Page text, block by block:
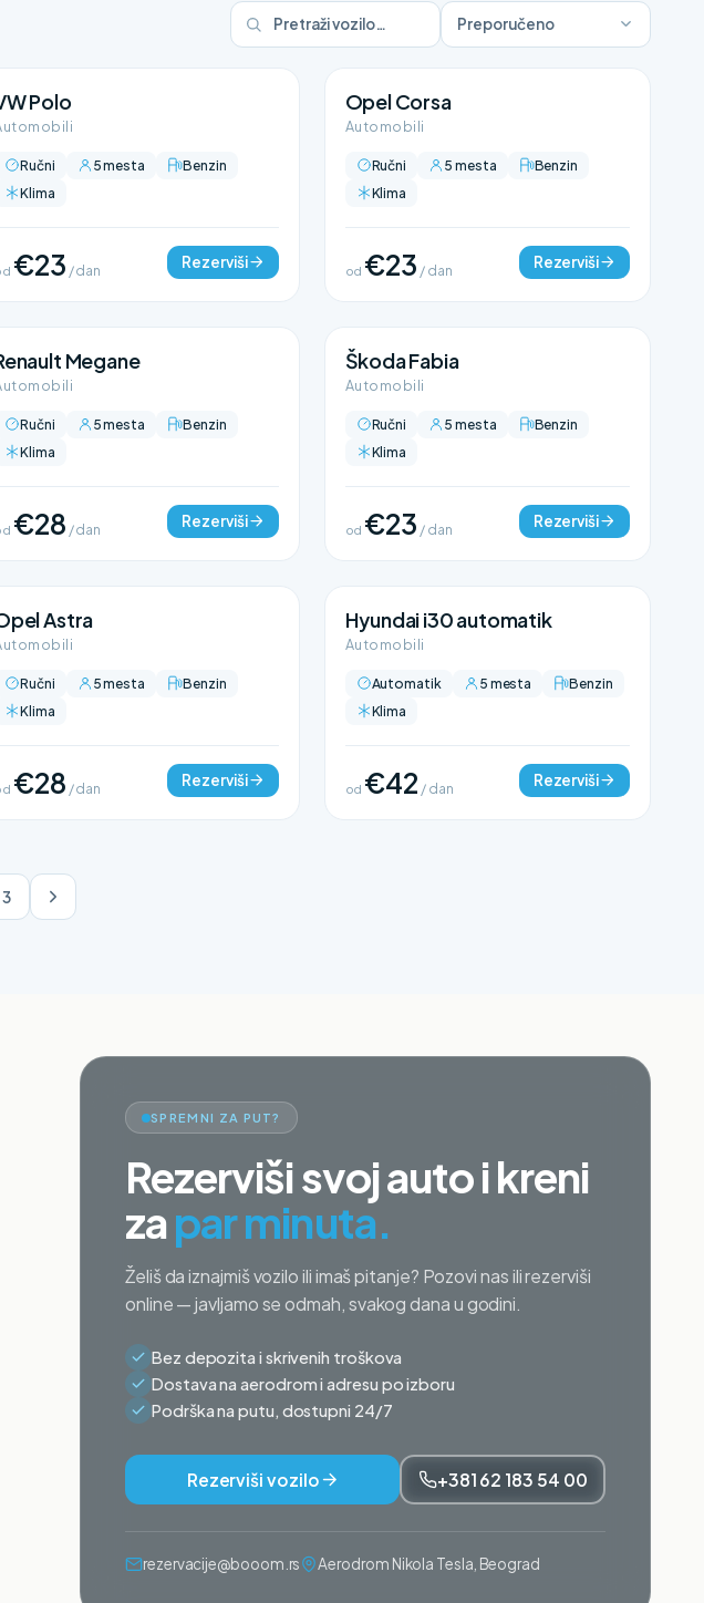
Preporučeno
Polo
Ručni 5 mesta
Benzin
Klima
€23 / dan Rezerviši
Opel Corsa
Automobili
Ručni 5 mesta
Benzin
Klima
od €23 / dan Rezerviši
Megane
Ručni 5 mesta
Benzin
Klima
€28 / dan Rezerviši
Škoda Fabia
Automobili
Ručni 5 mesta
Benzin
Klima
od €23 / dan Rezerviši
Astra
Ručni 5 mesta
Benzin
Klima
€28 / dan Rezerviši
Hyundai i30 automatik
Automobili
Automatik 5 mesta
Benzin
Klima
od €42 / dan Rezerviši
3
SPREMNI ZA PUT?
Rezerviši svoj auto i kreni
zapar minuta.
Želiš da iznajmiš vozilo ili imaš pitanje? Pozovi nas ili rezerviši
online — javljamo se odmah, svakog dana u godini.
Bez depozita i skrivenih troškova
Dostava na aerodrom i adresu po izboru
Podrška na putu, dostupni 24/7
Rezerviši vozilo +381 62 183 54 00
rezervacije@booom.rs Aerodrom Nikola Tesla, Beograd